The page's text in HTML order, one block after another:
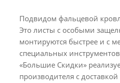
Подвидом фальцевой
Это листы с особыми
монтируются быстрее и с
специальных
«Большие Скидки»
производителя с